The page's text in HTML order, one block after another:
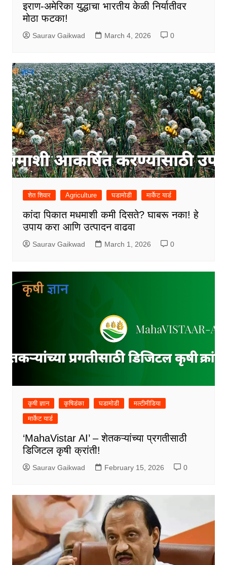
इराण-अमेरिका युद्धाचा भारतीय केळी निर्यातीवर
मोठा फटका!
Saurav Gaikwad March 4, 2026 0
शेत शिवार Agriculture घडामोडी मार्केट यार्ड
कांदा पिकात मधमाशी कमी दिसते? घाबरू नका! हे
उपाय करा आणि उत्पादन वाढवा
Saurav Gaikwad March 1, 2026 0
कृषी ज्ञान कृषिडंका घडामोडी
मल्टीमीडिया
मार्केट यार्ड
‘MahaVistar AI’ – शेतकऱ्यांच्या प्रगतीसाठी
डिजिटल कृषी क्रांती!
Saurav Gaikwad February 15, 2026 0